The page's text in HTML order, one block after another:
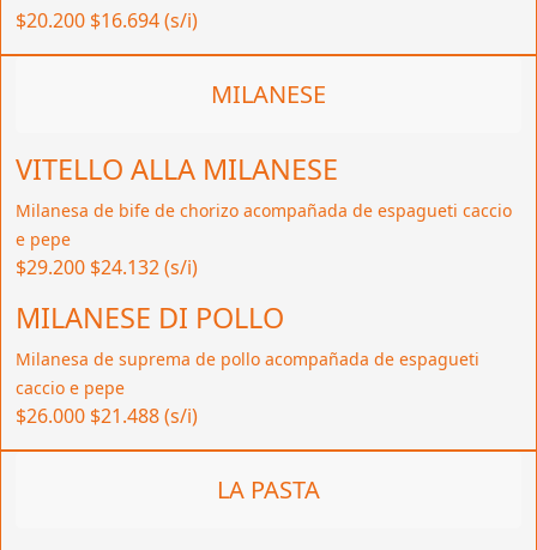
$20.200 $16.694 (s/i)
MILANESE
VITELLO ALLA MILANESE
Milanesa de bife de chorizo acompañada de espagueti caccio
e pepe
$29.200 $24.132 (s/i)
MILANESE DI POLLO
Milanesa de suprema de pollo acompañada de espagueti
caccio e pepe
$26.000 $21.488 (s/i)
LA PASTA